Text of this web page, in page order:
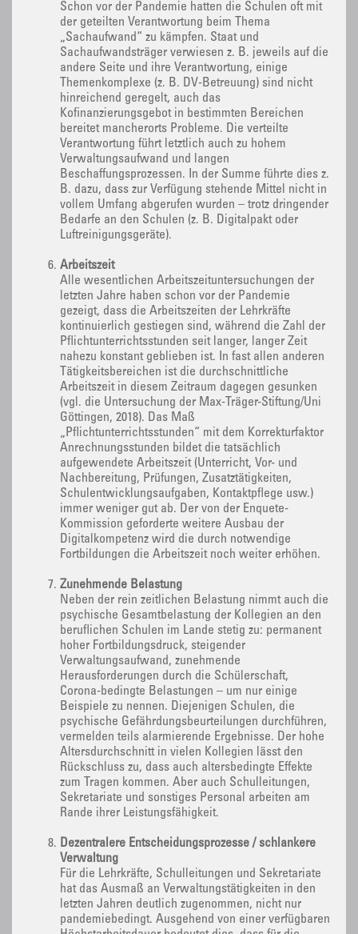
Schon vor der Pandemie hatten die Schulen oft mit
der geteilten Verantwortung beim Thema
„Sachaufwand“ zu kämpfen. Staat und
Sachaufwandsträger verwiesen z. B. jeweils auf die
andere Seite und ihre Verantwortung, einige
Themenkomplexe (z. B. DV-Betreuung) sind nicht
hinreichend geregelt, auch das
Kofinanzierungsgebot in bestimmten Bereichen
bereitet mancherorts Probleme. Die verteilte
Verantwortung führt letztlich auch zu hohem
Verwaltungsaufwand und langen
Beschaffungsprozessen. In der Summe führte dies z.
B. dazu, dass zur Verfügung stehende Mittel nicht in
vollem Umfang abgerufen wurden – trotz dringender
Bedarfe an den Schulen (z. B. Digitalpakt oder
Luftreinigungsgeräte).
Arbeitszeit
Alle wesentlichen Arbeitszeituntersuchungen der
letzten Jahre haben schon vor der Pandemie
gezeigt, dass die Arbeitszeiten der Lehrkräfte
kontinuierlich gestiegen sind, während die Zahl der
Pflichtunterrichtsstunden seit langer, langer Zeit
nahezu konstant geblieben ist. In fast allen anderen
Tätigkeitsbereichen ist die durchschnittliche
Arbeitszeit in diesem Zeitraum dagegen gesunken
(vgl. die Untersuchung der Max-Träger-Stiftung/Uni
Göttingen, 2018). Das Maß
„Pflichtunterrichtsstunden“ mit dem Korrekturfaktor
Anrechnungsstunden bildet die tatsächlich
aufgewendete Arbeitszeit (Unterricht, Vor- und
Nachbereitung, Prüfungen, Zusatztätigkeiten,
Schulentwicklungsaufgaben, Kontaktpflege usw.)
immer weniger gut ab. Der von der Enquete-
Kommission geforderte weitere Ausbau der
Digitalkompetenz wird die durch notwendige
Fortbildungen die Arbeitszeit noch weiter erhöhen.
Zunehmende Belastung
Neben der rein zeitlichen Belastung nimmt auch die
psychische Gesamtbelastung der Kollegien an den
beruflichen Schulen im Lande stetig zu: permanent
hoher Fortbildungsdruck, steigender
Verwaltungsaufwand, zunehmende
Herausforderungen durch die Schülerschaft,
Corona-bedingte Belastungen – um nur einige
Beispiele zu nennen. Diejenigen Schulen, die
psychische Gefährdungsbeurteilungen durchführen,
vermelden teils alarmierende Ergebnisse. Der hohe
Altersdurchschnitt in vielen Kollegien lässt den
Rückschluss zu, dass auch altersbedingte Effekte
zum Tragen kommen. Aber auch Schulleitungen,
Sekretariate und sonstiges Personal arbeiten am
Rande ihrer Leistungsfähigkeit.
Dezentralere Entscheidungsprozesse / schlankere
Verwaltung
Für die Lehrkräfte, Schulleitungen und Sekretariate
hat das Ausmaß an Verwaltungstätigkeiten in den
letzten Jahren deutlich zugenommen, nicht nur
pandemiebedingt. Ausgehend von einer verfügbaren